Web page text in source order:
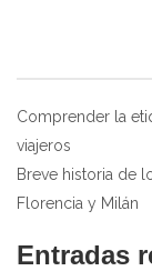
de
entradas
Comprender la
viajeros
Breve historia de
Florencia y Milán
Entradas